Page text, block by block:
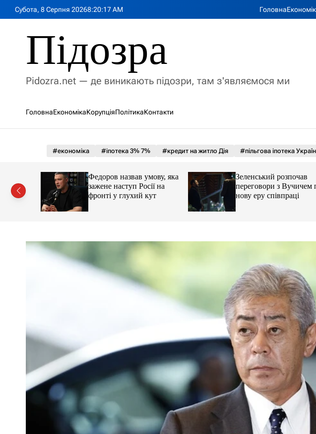
Субота, 8 Серпня 20268:20:18AM Головна
Підозра
Pidozra.net — де виникають підозри, там з'являємося ми
ГоловнаЕкономікаКорупціяПолітикаКонтакти
#економіка #іпотека 3% 7% #кредит на житло Дія #пільгова іпотека
Федоров назвав умову, яка
зажене наступ Росії на
фронті у глухий кут
Зеленський розпочав
переговори з Вучичем
нову еру співпраці